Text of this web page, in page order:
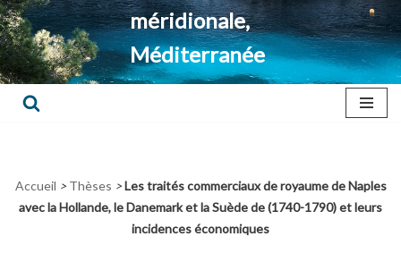
méridionale,
Méditerranée
Accueil > Thèses > Les traités commerciaux de royaume de Naples
avec la Hollande, le Danemark et la Suède de (1740-1790) et leurs
incidences économiques